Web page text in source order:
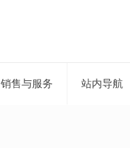
销售与服务 站内导航